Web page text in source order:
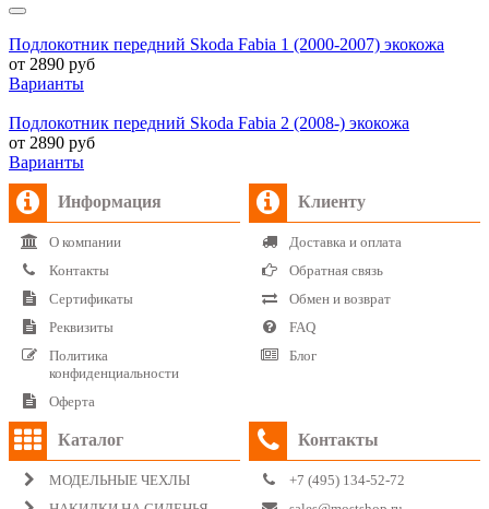
Подлокотник передний Skoda Fabia 1 (2000-2007) экокожа
от 2890 руб
Варианты
Подлокотник передний Skoda Fabia 2 (2008-) экокожа
от 2890 руб
Варианты
Информация
О компании
Контакты
Сертификаты
Реквизиты
Политика
конфиденциальности
Оферта
Клиенту
Доставка и оплата
Обратная связь
Обмен и возврат
FAQ
Блог
Каталог
МОДЕЛЬНЫЕ ЧЕХЛЫ
Контакты
+7 (495) 134-52-72